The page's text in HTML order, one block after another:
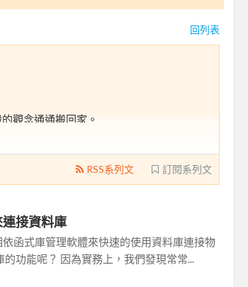
回列表
觀念通通搬回家。
無到有的方法告訴你。
訂閱系列文
RSS系列文
連接資料庫
函式庫管理軟體來快速的使用資料庫連接物
功能呢？ 因為實務上，我們發現常常...